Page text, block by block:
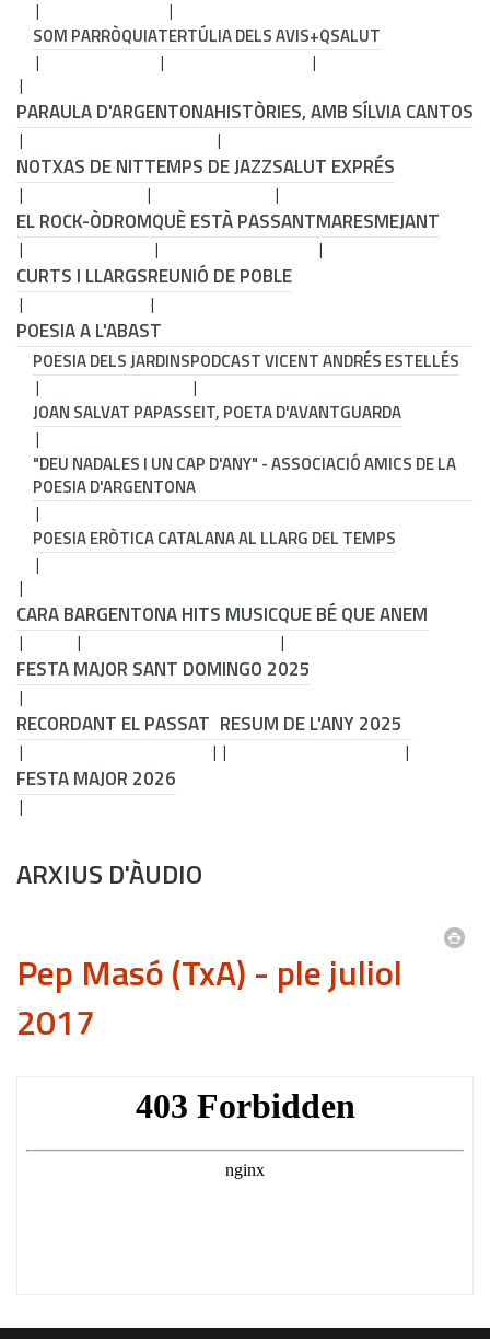
SOM PARRÒQUIATERTÚLIA DELS AVIS+QSALUT
PARAULA D'ARGENTONAHISTÒRIES, AMB SÍLVIA CANTOS
NOTXAS DE NITTEMPS DE JAZZSALUT EXPRÉS
EL ROCK-ÒDROMQUÈ ESTÀ PASSANTMARESMEJANT
CURTS I LLARGSREUNIÓ DE POBLE
POESIA A L'ABAST
POESIA DELS JARDINSPODCAST VICENT ANDRÉS ESTELLÉS
JOAN SALVAT PAPASSEIT, POETA D'AVANTGUARDA
"DEU NADALES I UN CAP D'ANY" - ASSOCIACIÓ AMICS DE LA
POESIA D'ARGENTONA
POESIA ERÒTICA CATALANA AL LLARG DEL TEMPS
CARA BARGENTONA HITS MUSICQUE BÉ QUE ANEM
FESTA MAJOR SANT DOMINGO 2025
RECORDANT EL PASSAT RESUM DE L'ANY 2025
FESTA MAJOR 2026
ARXIUS D'ÀUDIO
Pep Masó (TxA) - ple juliol
2017